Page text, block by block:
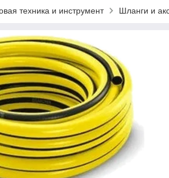
техника и инструмент Шланги и